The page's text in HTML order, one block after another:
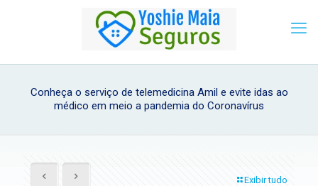
Conheça o serviço de telemedicina Amil e evite idas ao
médico em meio a pandemia do Coronavírus
Exibir tudo